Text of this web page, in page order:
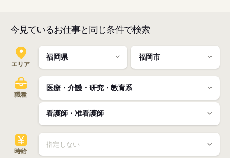
今見ているお仕事と同じ条件で検索
エリア
職種
時給